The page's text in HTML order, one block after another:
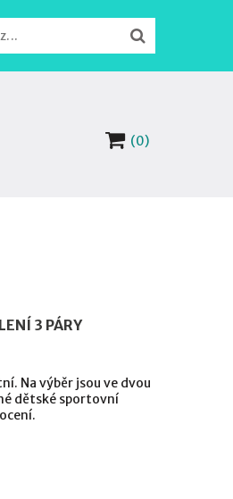
(0)
3 PÁRY
Na výběr jsou ve dvou
dětské sportovní